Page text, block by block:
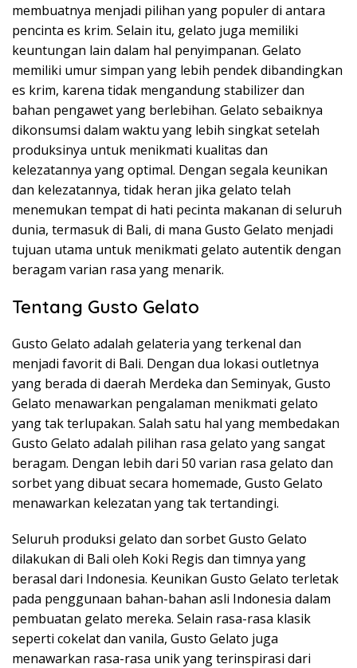
membuatnya menjadi pilihan yang populer di antara
pencinta es krim. Selain itu, gelato juga memiliki
keuntungan lain dalam hal penyimpanan. Gelato
memiliki umur simpan yang lebih pendek dibandingkan
es krim, karena tidak mengandung stabilizer dan
bahan pengawet yang berlebihan. Gelato sebaiknya
dikonsumsi dalam waktu yang lebih singkat setelah
produksinya untuk menikmati kualitas dan
kelezatannya yang optimal. Dengan segala keunikan
dan kelezatannya, tidak heran jika gelato telah
menemukan tempat di hati pecinta makanan di seluruh
dunia, termasuk di Bali, di mana Gusto Gelato menjadi
tujuan utama untuk menikmati gelato autentik dengan
beragam varian rasa yang menarik.
Tentang Gusto Gelato
Gusto Gelato adalah gelateria yang terkenal dan
menjadi favorit di Bali. Dengan dua lokasi outletnya
yang berada di daerah Merdeka dan Seminyak, Gusto
Gelato menawarkan pengalaman menikmati gelato
yang tak terlupakan. Salah satu hal yang membedakan
Gusto Gelato adalah pilihan rasa gelato yang sangat
beragam. Dengan lebih dari 50 varian rasa gelato dan
sorbet yang dibuat secara homemade, Gusto Gelato
menawarkan kelezatan yang tak tertandingi.
Seluruh produksi gelato dan sorbet Gusto Gelato
dilakukan di Bali oleh Koki Regis dan timnya yang
berasal dari Indonesia. Keunikan Gusto Gelato terletak
pada penggunaan bahan-bahan asli Indonesia dalam
pembuatan gelato mereka. Selain rasa-rasa klasik
seperti cokelat dan vanila, Gusto Gelato juga
menawarkan rasa-rasa unik yang terinspirasi dari